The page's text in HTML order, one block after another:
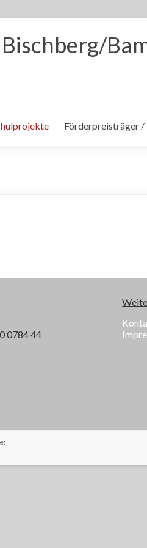
Förderpreisträger /
0784 44